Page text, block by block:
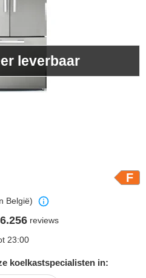
leverbaar
F
België)
reviews
23:00
koelkastspecialisten in: